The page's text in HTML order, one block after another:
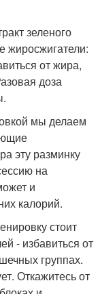
зеленого
жиросжигатели:
от жира,
доза
мы делаем
эту разминку
на
и
калорий.
стоит
- избавиться от
группах.
Откажитесь от